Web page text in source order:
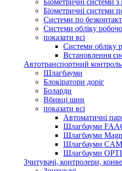
Біометричні системи
Системи по
Системи обліку
показати всі
Системи обліку
Встановлення
Автотранспортний
Шлагбауми
Блокіратори доріг
Боларди
Вбивці шин
показати всі
Автоматичні
Шлагбауми
Шлагбауми
Шлагбауми
Шлагбауми
Зчитувачі, контролери,